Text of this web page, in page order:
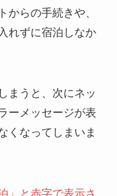
からの手続きや、
れずに宿泊しなか
まうと、次にネッ
ーメッセージが表
くなってしまいま